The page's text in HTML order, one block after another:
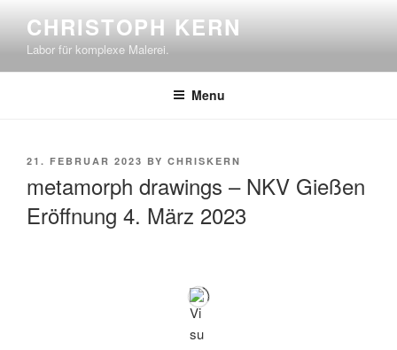
content
CHRISTOPH KERN
Labor für komplexe Malerei.
Menu
POSTED
21. FEBRUAR 2023 BY CHRISKERN
metamorph drawings – NKV Gießen
Eröffnung 4. März 2023